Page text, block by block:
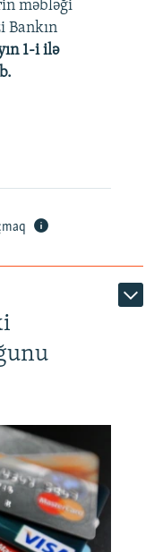
480p
480p
720p
məbləği
Bankın
1-i ilə